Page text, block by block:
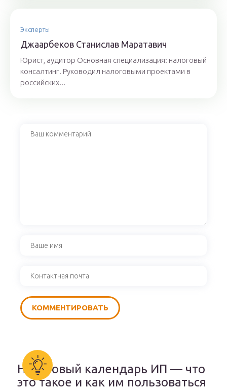
Эксперты
Джaaрбeкoв Стaнислaв Мaрaтaвич
Юрист, аудитор Основная специализация: налоговый
консалтинг. Руководил налоговыми проектами в
российских...
Налоговый календарь ИП — что
это такое и как им пользоваться